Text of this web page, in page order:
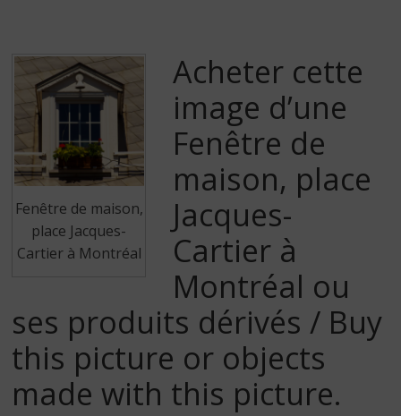
Fenêtre de maison,
place Jacques-
Cartier à Montréal
Acheter cette
image d’une
Fenêtre de
maison, place
Jacques-
Cartier à
Montréal ou
ses produits dérivés / Buy
this picture or objects
made with this picture.